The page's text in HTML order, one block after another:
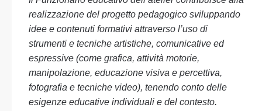
realizzazione del progetto pedagogico sviluppando
idee e contenuti formativi attraverso l’uso di
strumenti e tecniche artistiche, comunicative ed
espressive (come grafica, attività motorie,
manipolazione, educazione visiva e percettiva,
fotografia e tecniche video), tenendo conto delle
esigenze educative individuali e del contesto.